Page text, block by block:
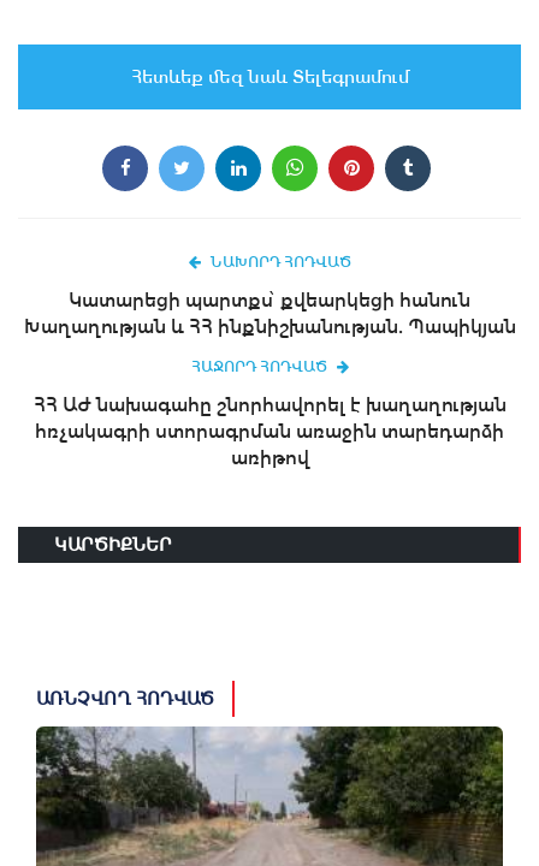
Հետևեք մեզ նաև Տելեգրամում
ՆԱԽՈՐԴ ՀՈԴՎԱԾ
Կատարեցի պարտքս՝ քվեարկեցի հանուն
Խաղաղության և ՀՀ ինքնիշխանության. Պապիկյան
ՀԱՋՈՐԴ ՀՈԴՎԱԾ
ՀՀ ԱԺ նախագահը շնորհավորել է խաղաղության
հռչակագրի ստորագրման առաջին տարեդարձի
առիթով
ԿԱՐԾԻՔՆԵՐ
ԱՌՆՉՎՈՂ ՀՈԴՎԱԾ